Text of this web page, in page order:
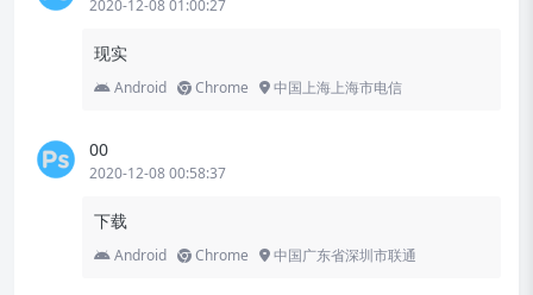
2020-12-08 01:00:27
现实
Android Chrome 中国上海上海市电信
00
2020-12-08 00:58:37
下载
Android Chrome 中国广东省深圳市联通